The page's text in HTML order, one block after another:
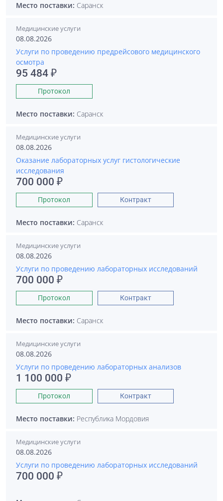
Место поставки: Саранск
Медицинские услуги
08.08.2026
Услуги по проведению предрейсового медицинского
осмотра
95 484 ₽
Протокол
Место поставки: Саранск
Медицинские услуги
08.08.2026
Оказание лабораторных услуг гистологические
исследования
700 000 ₽
Протокол Контракт
Место поставки: Саранск
Медицинские услуги
08.08.2026
Услуги по проведению лабораторных исследований
700 000 ₽
Протокол Контракт
Место поставки: Саранск
Медицинские услуги
08.08.2026
Услуги по проведению лабораторных анализов
1 100 000 ₽
Протокол Контракт
Место поставки: Республика Мордовия
Медицинские услуги
08.08.2026
Услуги по проведению лабораторных исследований
700 000 ₽